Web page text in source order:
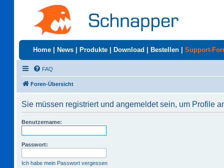
Home News Produkte Download Bestellen Support-
FAQ
Foren-Übersicht
Sie müssen registriert und angemeldet sein, um Profile
Benutzername:
Passwort:
Ich habe mein Passwort vergessen